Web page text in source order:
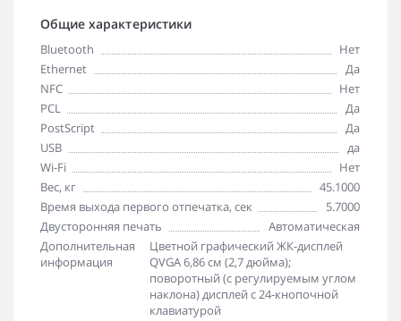
Общие характеристики
Bluetooth
Нет
Ethernet
Да
NFC
Нет
PCL
Да
PostScript
Да
USB
да
Wi-Fi
Нет
Вес, кг
45.1000
Время выхода первого отпечатка, сек
5.7000
Двусторонняя печать
Автоматическая
Дополнительная
информация
Цветной графический ЖК-дисплей
QVGA 6,86 см (2,7 дюйма);
поворотный (с регулируемым углом
наклона) дисплей с 24-кнопочной
клавиатурой